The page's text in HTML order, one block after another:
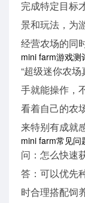
完成特定目标
景和玩法，为
经营农场的同
mini farm游戏测
“超级迷你农
手就能操作，
看着自己的农
来特别有成就
mini farm常见问
问：怎么快速
答：可以优先
时合理搭配饲